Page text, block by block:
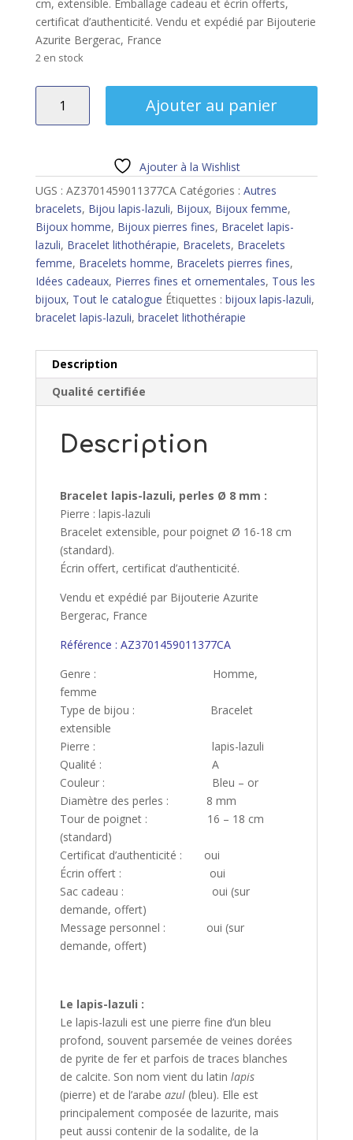
cm, extensible. Emballage cadeau et écrin offerts,
certificat d’authenticité. Vendu et expédié par Bijouterie
Azurite Bergerac, France
2 en stock
8
mm
Ajouter au panier
Ajouter à la Wishlist
UGS : AZ3701459011377CA Catégories : Autres
bracelets, Bijou lapis-lazuli, Bijoux, Bijoux femme,
Bijoux homme, Bijoux pierres fines, Bracelet lapis-
lazuli, Bracelet lithothérapie, Bracelets, Bracelets
femme, Bracelets homme, Bracelets pierres fines,
Idées cadeaux, Pierres fines et ornementales, Tous les
bijoux, Tout le catalogue Étiquettes : bijoux lapis-lazuli,
bracelet lapis-lazuli, bracelet lithothérapie
Description
Qualité certifiée
Description
Bracelet lapis-lazuli, perles Ø 8 mm :
Pierre : lapis-lazuli
Bracelet extensible, pour poignet Ø 16-18 cm
(standard).
Écrin offert, certificat d’authenticité.
Vendu et expédié par Bijouterie Azurite
Bergerac, France
Référence : AZ3701459011377CA
Genre : Homme,
femme
Type de bijou : Bracelet
extensible
Pierre : lapis-lazuli
Qualité : A
Couleur : Bleu – or
Diamètre des perles : 8 mm
Tour de poignet : 16 – 18 cm
(standard)
Certificat d’authenticité : oui
Écrin offert : oui
Sac cadeau : oui (sur
demande, offert)
Message personnel : oui (sur
demande, offert)
Le lapis-lazuli :
Le lapis-lazuli est une pierre fine d’un bleu
profond, souvent parsemée de veines dorées
de pyrite de fer et parfois de traces blanches
de calcite. Son nom vient du latin lapis
(pierre) et de l’arabe azul(bleu). Elle est
principalement composée de lazurite, mais
peut aussi contenir de la sodalite, de la